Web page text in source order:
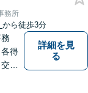
務所
から徒歩3分
得
通
詳細を見
る